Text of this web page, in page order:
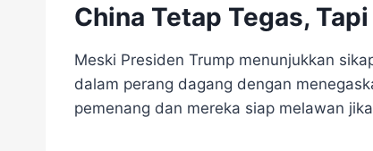
China Tetap Tegas,
Meski Presiden Trump menunjukkan
dalam perang dagang dengan
pemenang dan mereka siap melawan